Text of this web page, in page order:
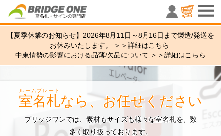
室名札・
【夏季休業のお知らせ】2026年8月11日～8月16日まで製造/発送を
お休みいたします。 ＞＞詳細はこちら
中東情勢の影響における品薄/欠品について ＞＞詳細はこちら
室名札
ルームプレート
なら、お任せください
ブリッジワンでは、素材もサイズも様々な室名札を、数
多く取り扱っております。